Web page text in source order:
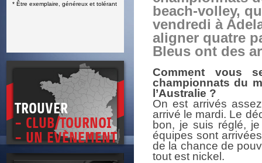
* Être exemplaire, généreux et tolérant
TROUVER
- CLUB/TOURNOI
- UN EVÈNEMENT
beach-volley,
vendredi à
aligner quatre
Bleus ont des
Comment vous
championnats du
l’Australie ?
On est arrivés
arrivé le mardi. Le
bon, je suis réglé,
équipes sont
de la chance de
tout est nickel.